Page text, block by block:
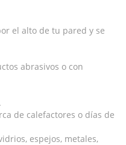
el alto de tu pared y se
abrasivos o con
de calefactores o días de
espejos, metales,